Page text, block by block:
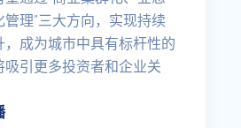
理”三大方向，实现持续
，成为城市中具有标杆性的
吸引更多投资者和企业关